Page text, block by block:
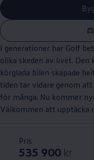
I generationer har Golf
olika skeden av livet.
körglada bilen skapade
tiden tar vidare genom
för många. Nu kommer
Välkommen att upptäcka
Pris
535 900 kr